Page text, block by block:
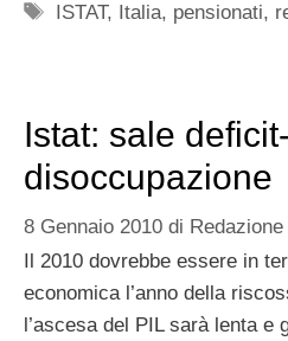
Tag
ISTAT, Italia, pensionati,
Istat: sale
disoccupazione
8 Gennaio 2010 di Redazione
Il 2010 dovrebbe essere in
economica l’anno della
l’ascesa del PIL sarà lenta e